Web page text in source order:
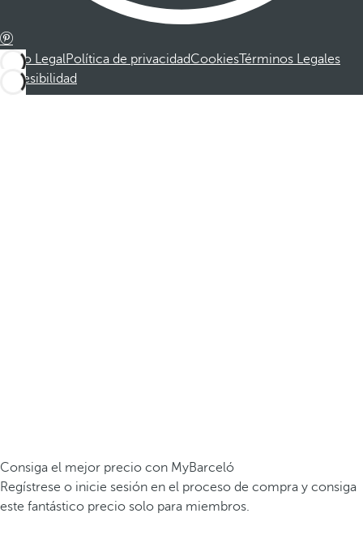
Aviso LegalPolítica de privacidadCookiesTérminos Legales
Accesibilidad
Consiga el mejor precio con MyBarceló
Regístrese o inicie sesión en el proceso de compra y consiga
este fantástico precio solo para miembros.